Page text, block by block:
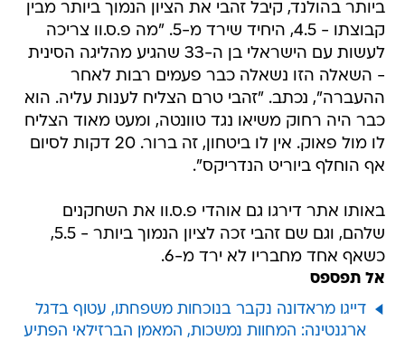
ביותר בהולנד, קיבל זהבי את הציון הנמוך ביותר מבין
קבוצתו - 4.5, היחיד שירד מ-5. "מה פ.ס.וו צריכה
לעשות עם הישראלי בן ה-33 שהגיע מהליגה הסינית
- השאלה הזו נשאלה כבר פעמים רבות לאחר
ההעברה", נכתב. "זהבי טרם הצליח לענות עליה. הוא
כבר היה רחוק משיאו נגד טוונטה, ומעט מאוד הצליח
לו מול פאוק. אין לו ביטחון, זה ברור. 20 דקות לסיום
אף הוחלף ביוריט הנדריקס".
באותו אתר דירגו גם אוהדי פ.ס.וו את השחקנים
שלהם, וגם שם זהבי זכה לציון הנמוך ביותר - 5.5,
כשאף אחד מחבריו לא ירד מ-6.
אל תפספס
דייגו מראדונה נקבר בנוכחות משפחתו, עטוף בדגל
ארגנטינה: המחוות נמשכות, המאמן הברזילאי הפתיע